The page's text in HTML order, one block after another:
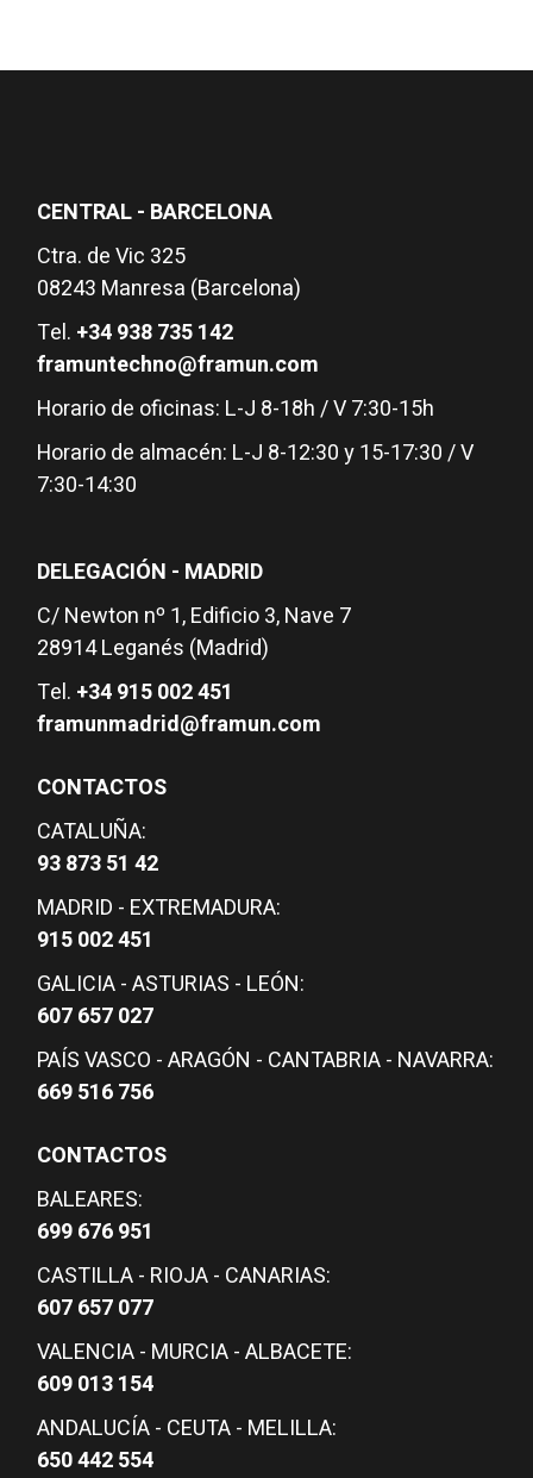
CENTRAL - BARCELONA
Ctra. de Vic 325
08243 Manresa (Barcelona)
Tel. +34 938 735 142
framuntechno@framun.com
Horario de oficinas: L-J 8-18h / V 7:30-15h
Horario de almacén: L-J 8-12:30 y 15-17:30 / V
7:30-14:30
DELEGACIÓN - MADRID
C/ Newton nº 1, Edificio 3, Nave 7
28914 Leganés (Madrid)
Tel. +34 915 002 451
framunmadrid@framun.com
CONTACTOS
CATALUÑA:
93 873 51 42
MADRID - EXTREMADURA:
915 002 451
GALICIA - ASTURIAS - LEÓN:
607 657 027
PAÍS VASCO - ARAGÓN - CANTABRIA - NAVARRA:
669 516 756
CONTACTOS
BALEARES:
699 676 951
CASTILLA - RIOJA - CANARIAS:
607 657 077
VALENCIA - MURCIA - ALBACETE:
609 013 154
ANDALUCÍA - CEUTA - MELILLA:
650 442 554